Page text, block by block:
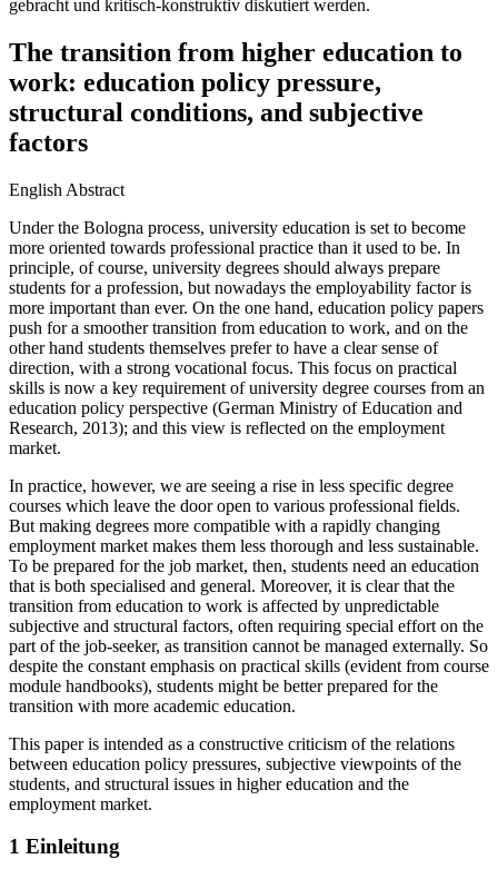
gebracht und kritisch-konstruktiv diskutiert werden.
The transition from higher education to
work: education policy pressure,
structural conditions, and subjective
factors
English Abstract
Under the Bologna process, university education is set to become
more oriented towards professional practice than it used to be. In
principle, of course, university degrees should always prepare
students for a profession, but nowadays the employability factor is
more important than ever. On the one hand, education policy papers
push for a smoother transition from education to work, and on the
other hand students themselves prefer to have a clear sense of
direction, with a strong vocational focus. This focus on practical
skills is now a key requirement of university degree courses from an
education policy perspective (German Ministry of Education and
Research, 2013); and this view is reflected on the employment
market.
In practice, however, we are seeing a rise in less specific degree
courses which leave the door open to various professional fields.
But making degrees more compatible with a rapidly changing
employment market makes them less thorough and less sustainable.
To be prepared for the job market, then, students need an education
that is both specialised and general. Moreover, it is clear that the
transition from education to work is affected by unpredictable
subjective and structural factors, often requiring special effort on the
part of the job-seeker, as transition cannot be managed externally. So
despite the constant emphasis on practical skills (evident from course
module handbooks), students might be better prepared for the
transition with more academic education.
This paper is intended as a constructive criticism of the relations
between education policy pressures, subjective viewpoints of the
students, and structural issues in higher education and the
employment market.
1 Einleitung